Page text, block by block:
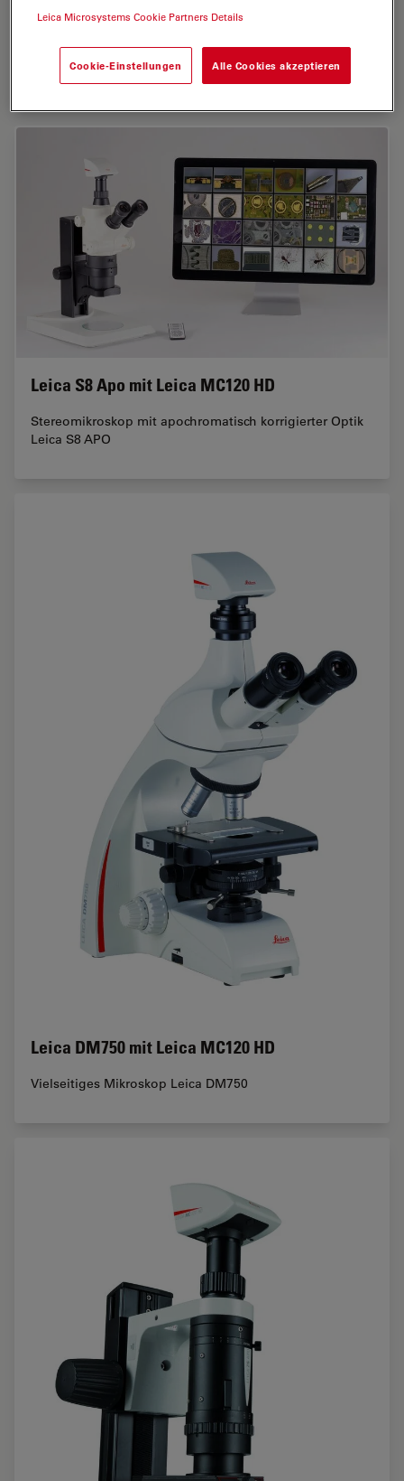
Einzelbetrieb
Leica S8 Apo mit Leica MC120 HD
Stereomikroskop mit apochromatisch korrigierter Optik
Leica S8 APO
Leica DM750 mit Leica MC120 HD
Vielseitiges Mikroskop Leica DM750
Leica Microsystems Cookie Partners Details
Cookie-Einstellungen Alle Cookies akzeptieren